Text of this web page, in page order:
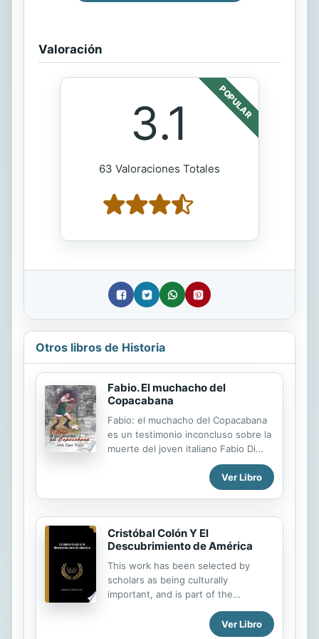
Valoración
POPULAR
3.1
63 Valoraciones Totales
Otros libros de Historia
Fabio. El muchacho del
Copacabana
Fabio: el muchacho del Copacabana
es un testimonio inconcluso sobre la
muerte del joven italiano Fabio Di
Celmo. El nombre del hijo más
pequeño de Giustino y de Ora, se
escribió en las páginas de todos los
vez, en los eventos y foros
internacionales. Pero, ¿qué sabemos
en realidad sobre Fabio Di Celmo?
¿Cómo era este hombre que perdió
la vida con solo 32 años? ¿Qué
recuerdos impulsan el homenaje de
equipo? ¿Qué significa Cuba en la
vida del prometedor empresario
Ver Libro
Cristóbal Colón Y El
Descubrimiento de América
This work has been selected by
scholars as being culturally
important, and is part of the
know it. This work was reproduced
Ver Libro